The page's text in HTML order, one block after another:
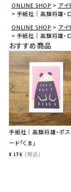
ONLINE SHOP
アイ
手紙社｜高旗将雄・
ONLINE SHOP
アイ
手紙社｜高旗将雄・
おすすめ商品
手紙社｜高旗将雄・ポス
ード「くま」
¥ 176 税込